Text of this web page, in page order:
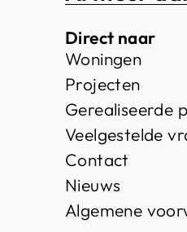
Direct naar
Woningen
Projecten
Gerealiseerde
Veelgestelde
Contact
Nieuws
Algemene